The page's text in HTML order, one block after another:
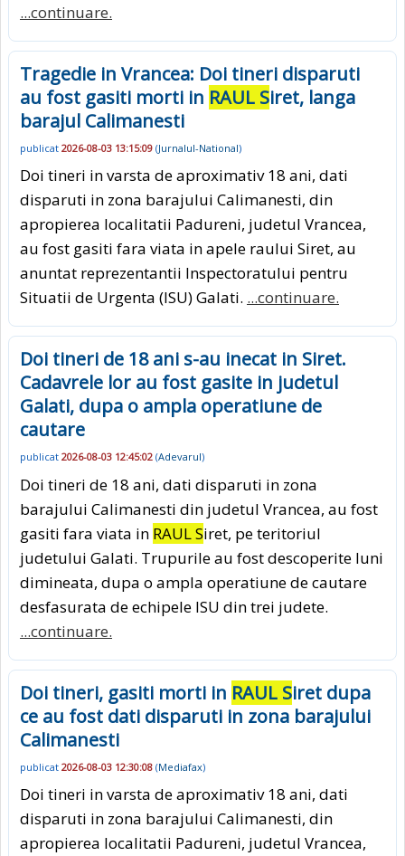
...continuare.
Tragedie in Vrancea: Doi tineri disparuti
au fost gasiti morti in RAUL Siret, langa
barajul Calimanesti
publicat 2026-08-03 13:15:09 (Jurnalul-National)
Doi tineri in varsta de aproximativ 18 ani, dati
disparuti in zona barajului Calimanesti, din
apropierea localitatii Padureni, judetul Vrancea,
au fost gasiti fara viata in apele raului Siret, au
anuntat reprezentantii Inspectoratului pentru
Situatii de Urgenta (ISU) Galati. ...continuare.
Doi tineri de 18 ani s-au inecat in Siret.
Cadavrele lor au fost gasite in judetul
Galati, dupa o ampla operatiune de
cautare
publicat 2026-08-03 12:45:02 (Adevarul)
Doi tineri de 18 ani, dati disparuti in zona
barajului Calimanesti din judetul Vrancea, au fost
gasiti fara viata in RAUL Siret, pe teritoriul
judetului Galati. Trupurile au fost descoperite luni
dimineata, dupa o ampla operatiune de cautare
desfasurata de echipele ISU din trei judete.
...continuare.
Doi tineri, gasiti morti in RAUL Siret dupa
ce au fost dati disparuti in zona barajului
Calimanesti
publicat 2026-08-03 12:30:08 (Mediafax)
Doi tineri in varsta de aproximativ 18 ani, dati
disparuti in zona barajului Calimanesti, din
apropierea localitatii Padureni, judetul Vrancea,